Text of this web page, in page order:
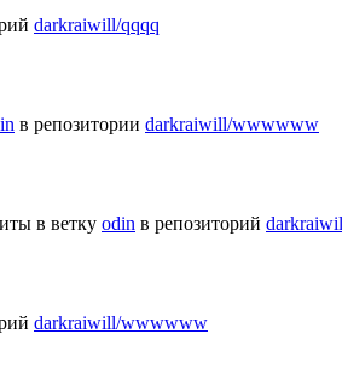
darkraiwill/qqqq
в репозитории darkraiwill/wwwwww
в ветку odin в репозиторий
darkraiwill/wwwwww